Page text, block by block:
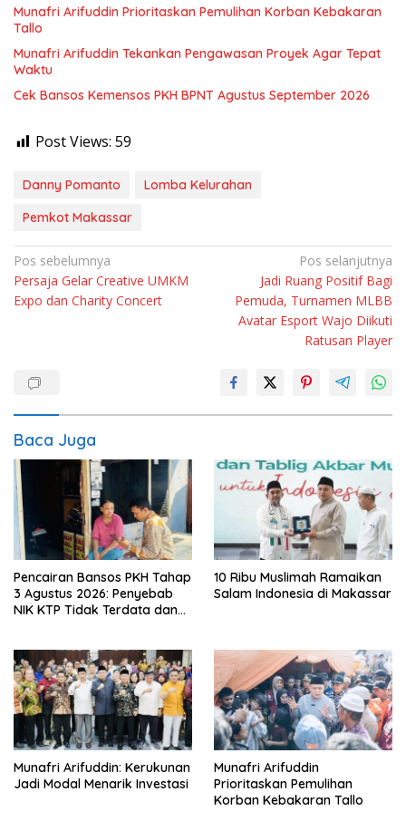
Munafri Arifuddin Prioritaskan Pemulihan Korban Kebakaran
Tallo
Munafri Arifuddin Tekankan Pengawasan Proyek Agar Tepat
Waktu
Cek Bansos Kemensos PKH BPNT Agustus September 2026
Post Views: 59
Danny Pomanto
Lomba Kelurahan
Pemkot Makassar
Navigasi
pos
Pos sebelumnya
Persaja Gelar Creative UMKM
Expo dan Charity Concert
Pos selanjutnya
Jadi Ruang Positif Bagi
Pemuda, Turnamen MLBB
Avatar Esport Wajo Diikuti
Ratusan Player
Baca Juga
Pencairan Bansos PKH Tahap
3 Agustus 2026: Penyebab
NIK KTP Tidak Terdata dan
10 Ribu Muslimah Ramaikan
Salam Indonesia di Makassar
Munafri Arifuddin: Kerukunan
Jadi Modal Menarik Investasi
Munafri Arifuddin
Prioritaskan Pemulihan
Korban Kebakaran Tallo